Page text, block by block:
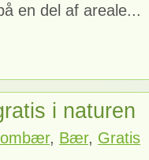
en del af areale...
i naturen
, Bær, Gratis